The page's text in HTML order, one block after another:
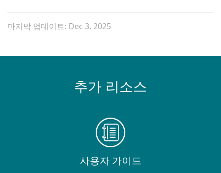
마지막 업데이트: Dec 3, 2025
추가 리소스
사용자 가이드